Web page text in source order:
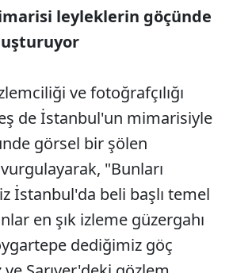
leyleklerin göçünde
ve fotoğrafçılığı
de İstanbul'un mimarisiyle
görsel bir şölen
"Bunları
İstanbul'da beli başlı temel
en şık izleme güzergahı
dediğimiz göç